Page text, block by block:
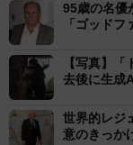
95歳の名優
「ゴッド
【写真】
去後に生成
世界的レ
意のきっか